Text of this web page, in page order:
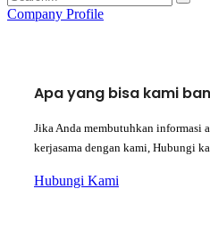
Company Profile
Apa yang bisa kami
Jika Anda membutuhkan informasi
kerjasama dengan kami, Hubungi
Hubungi Kami